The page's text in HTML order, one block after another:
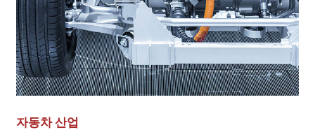
자동차 산업